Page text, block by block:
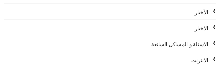
الأخبار
الاخبار
الاسئلة و المشاكل الشائعة
الانترنت